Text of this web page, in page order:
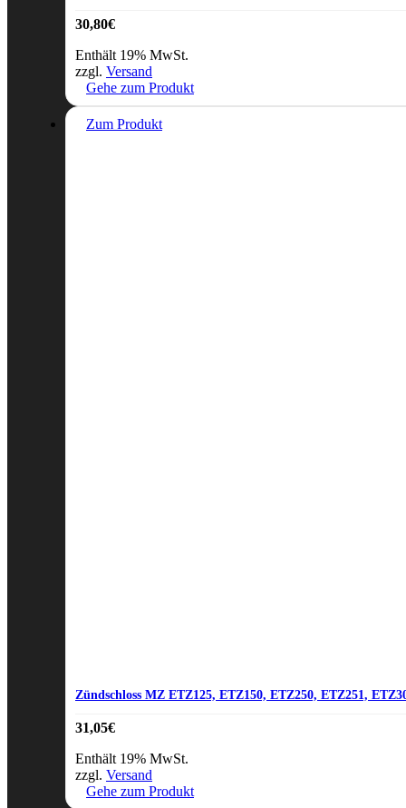
30,80€
Enthält 19% MwSt.
zzgl. Versand
Gehe zum Produkt
Zum Produkt
Zündschloss MZ ETZ125, ETZ150, ETZ250, ETZ251,
31,05€
Enthält 19% MwSt.
zzgl. Versand
Gehe zum Produkt